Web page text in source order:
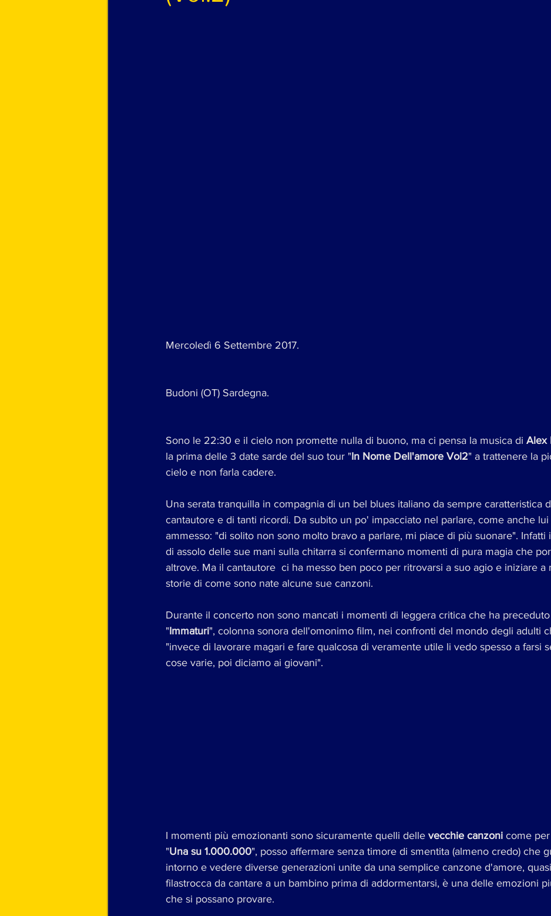
Mercoledì 6 Settembre 2017.
Budoni (OT) Sardegna.
Sono le 22:30 e il cielo non promette nulla di buono, ma ci pensa la musica di Alex
la prima delle 3 date sarde del suo tour "In Nome Dell'amore Vol2" a trattenere la
cielo e non farla cadere.
Una serata tranquilla in compagnia di un bel blues italiano da sempre caratteristica
cantautore e di tanti ricordi. Da subito un po' impacciato nel parlare, come anche lui
ammesso: "di solito non sono molto bravo a parlare, mi piace di più suonare". Infatti
di assolo delle sue mani sulla chitarra si confermano momenti di pura magia che
altrove. Ma il cantautore  ci ha messo ben poco per ritrovarsi a suo agio e iniziare a
storie di come sono nate alcune sue canzoni.
Durante il concerto non sono mancati i momenti di leggera critica che ha
"Immaturi", colonna sonora dell'omonimo film, nei confronti del mondo degli adulti
"invece di lavorare magari e fare qualcosa di veramente utile li vedo spesso a farsi
cose varie, poi diciamo ai giovani".
I momenti più emozionanti sono sicuramente quelli delle vecchie canzoni come
"Una su 1.000.000", posso affermare senza timore di smentita (almeno credo) che
intorno e vedere diverse generazioni unite da una semplice canzone d'amore,
filastrocca da cantare a un bambino prima di addormentarsi, è una delle emozioni
che si possano provare.